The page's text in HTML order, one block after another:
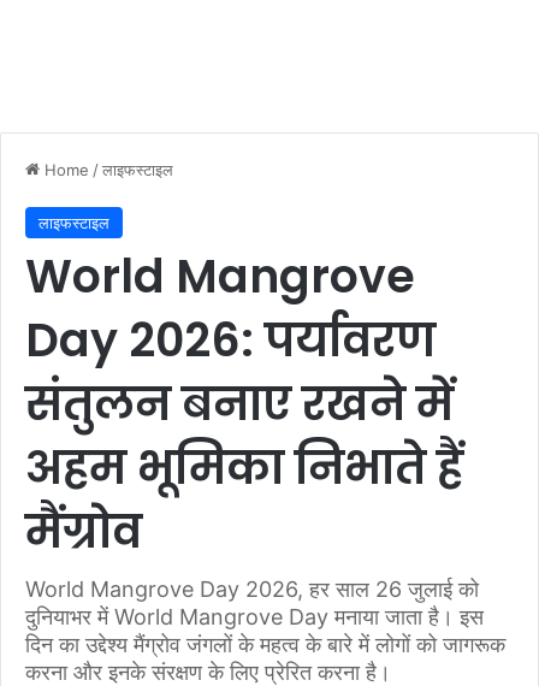
Home /लाइफस्टाइल
लाइफस्टाइल
World Mangrove
Day 2026: पर्यावरण
संतुलन बनाए रखने में
अहम भूमिका निभाते हैं
मैंग्रोव
World Mangrove Day 2026, हर साल 26 जुलाई को
दुनियाभर में World Mangrove Day मनाया जाता है। इस
दिन का उद्देश्य मैंग्रोव जंगलों के महत्व के बारे में लोगों को जागरूक
करना और इनके संरक्षण के लिए प्रेरित करना है।